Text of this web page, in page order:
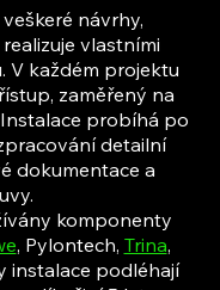
návrhy,
vlastními
V každém projektu
zaměřený na
probíhá po
detailní
dokumentace a
komponenty
, Pylontech, Trina,
instalace podléhají